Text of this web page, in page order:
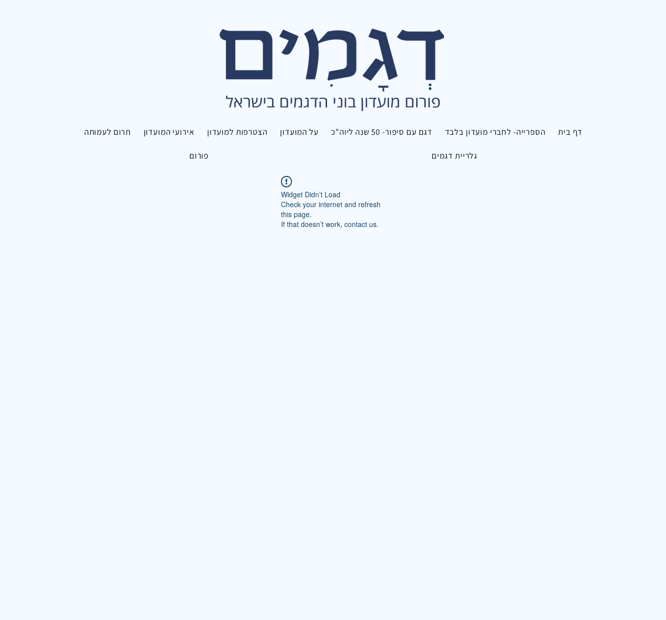
דף בית הספרייה- לחברי מועדון בלבד דגם עם סיפור- 50 שנה ליוה"כ על המועדון הצטרפות למועדון אירועי המועדון תרום לעמותה
גלריית דגמים פורום
Widget Didn’t Load
Check your internet and refresh
this page.
If that doesn’t work, contact us.